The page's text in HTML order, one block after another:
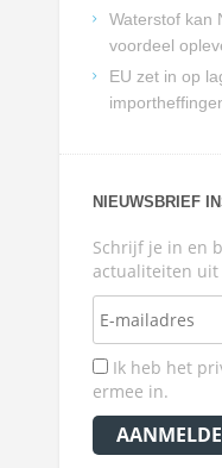
Waterstof kan
voordeel
EU zet in op
NIEUWSBRIEF
Schrijf je in en
actualiteiten uit
Ik heb het
ermee in.